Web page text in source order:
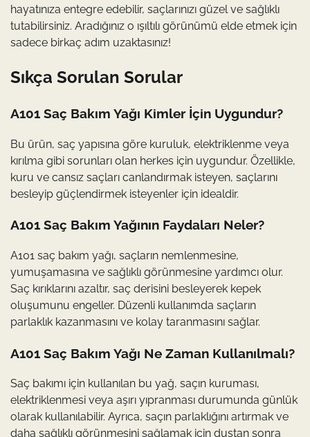
hayatınıza entegre edebilir, saçlarınızı güzel ve sağlıklı
tutabilirsiniz. Aradığınız o ışıltılı görünümü elde etmek için
sadece birkaç adım uzaktasınız!
Sıkça Sorulan Sorular
A101 Saç Bakım Yağı Kimler İçin Uygundur?
Bu ürün, saç yapısına göre kuruluk, elektriklenme veya
kırılma gibi sorunları olan herkes için uygundur. Özellikle,
kuru ve cansız saçları canlandırmak isteyen, saçlarını
besleyip güçlendirmek isteyenler için idealdir.
A101 Saç Bakım Yağının Faydaları Neler?
A101 saç bakım yağı, saçların nemlenmesine,
yumuşamasına ve sağlıklı görünmesine yardımcı olur.
Saç kırıklarını azaltır, saç derisini besleyerek kepek
oluşumunu engeller. Düzenli kullanımda saçların
parlaklık kazanmasını ve kolay taranmasını sağlar.
A101 Saç Bakım Yağı Ne Zaman Kullanılmalı?
Saç bakımı için kullanılan bu yağ, saçın kuruması,
elektriklenmesi veya aşırı yıpranması durumunda günlük
olarak kullanılabilir. Ayrıca, saçın parlaklığını artırmak ve
daha sağlıklı görünmesini sağlamak için duştan sonra